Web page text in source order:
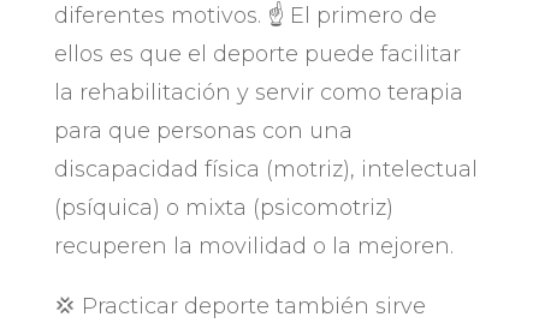
diferentes motivos. ☝️​ El primero de
ellos es que el deporte puede facilitar
la rehabilitación y servir como terapia
para que personas con una
discapacidad física (motriz), intelectual
(psíquica) o mixta (psicomotriz)
recuperen la movilidad o la mejoren.
💢​ Practicar deporte también sirve